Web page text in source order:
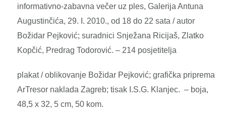
informativno-zabavna večer uz ples, Galerija Antuna
Augustinčića, 29. I. 2010., od 18 do 22 sata / autor
Božidar Pejković; suradnici Snježana Ricijaš, Zlatko
Kopčić, Predrag Todorović. – 214 posjetitelja
plakat / oblikovanje Božidar Pejković; grafička priprema
ArTresor naklada Zagreb; tisak I.S.G. Klanjec. – boja,
48,5 x 32, 5 cm, 50 kom.